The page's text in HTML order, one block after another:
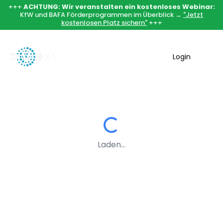
+++ ACHTUNG: Wir veranstalten ein kostenloses Webinar:
KfW und BAFA Förderprogrammen im Überblick → "Jetzt
kostenlosen Platz sichern" +++
Login
Laden...